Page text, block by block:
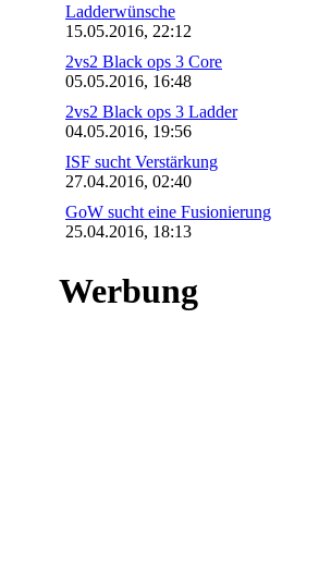
Ladderwünsche
15.05.2016, 22:12
2vs2 Black ops 3 Core
05.05.2016, 16:48
2vs2 Black ops 3 Ladder
04.05.2016, 19:56
ISF sucht Verstärkung
27.04.2016, 02:40
GoW sucht eine Fusionierung
25.04.2016, 18:13
Werbung